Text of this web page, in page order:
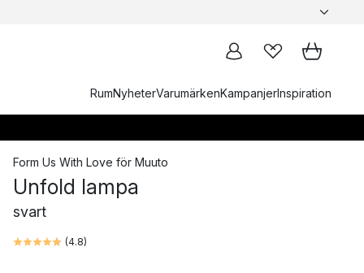
RumNyheterVarumärkenKampanjerInspiration
Form Us With Love för Muuto
Unfold lampa
svart
(4.8)